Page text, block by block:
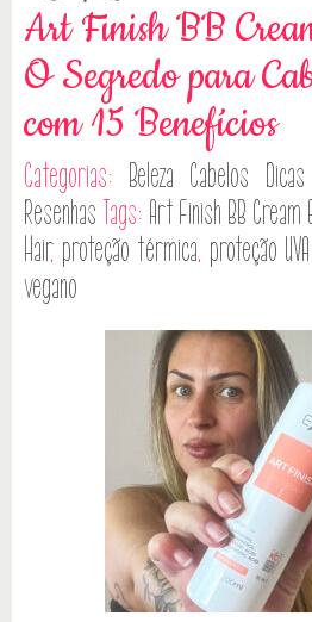
Art Finish BB
O Segredo para
com 15 Benefícios
Categorias: Beleza Cabelos Dicas
Resenhas Tags: Art Finish BB Cream
Hair, proteção térmica, proteção
vegano